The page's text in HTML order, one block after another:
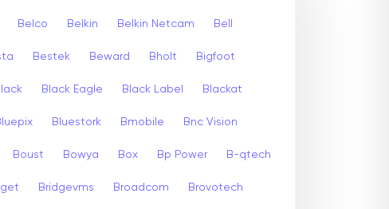
Belco Belkin Belkin Netcam Bell
Bestek Beward Bholt Bigfoot
Black Eagle Black Label Blackat
Bluestork Bmobile Bnc Vision
Boust Bowya Box Bp Power B-qtech
Bridgevms Broadcom Brovotech